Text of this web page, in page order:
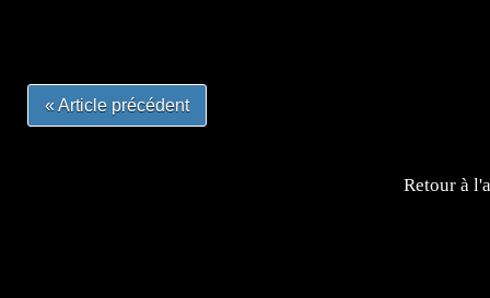
« Article précédent
Retour à